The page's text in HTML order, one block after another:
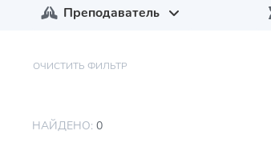
Преподаватель
ОЧИСТИТЬ ФИЛЬТР
НАЙДЕНО: 0